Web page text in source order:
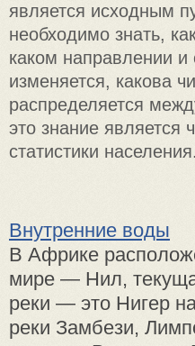
является исходным
необходимо знать,
каком направлении и
изменяется, какова
распределяется
это знание является
статистики населения.
Внутренние воды
В Африке
мире — Нил,
реки — это Нигер
реки Замбези,